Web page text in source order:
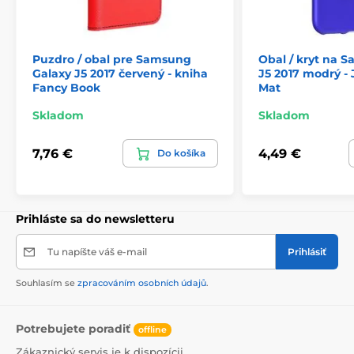
Puzdro / obal pre Samsung
Galaxy J5 2017 červený - kniha
Fancy Book
Skladom
7,76 € Do košíka
Obal / kryt na
J5 2017 modrý -
Mat
Skladom
4,49 €
Prihláste sa do newsletteru
Tu napíšte váš e-mail Prihlásiť
Souhlasím se zpracováním osobních údajů.
Potrebujete poradiť offline
Zákaznický servis je k dispozícii